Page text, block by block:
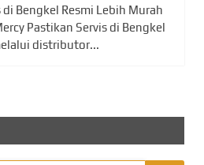
di Bengkel Resmi Lebih Murah
Pastikan Servis di Bengkel
distributor...